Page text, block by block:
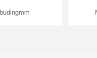
budingmm